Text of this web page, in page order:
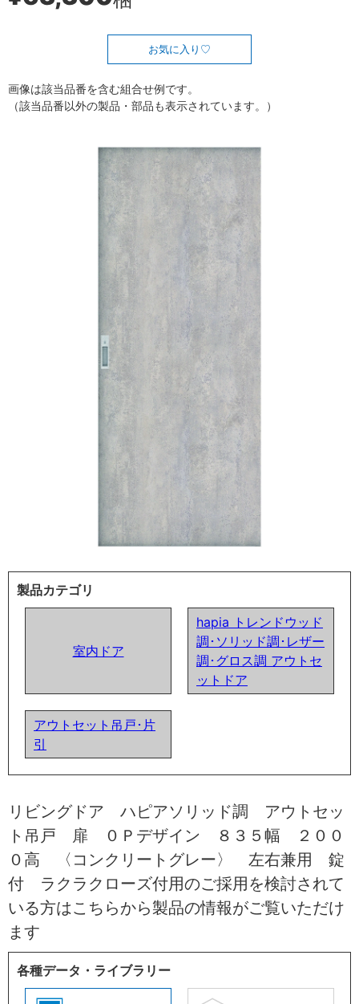
お気に入り
画像は該当品番を含む組合せ例です。
（該当品番以外の製品・部品も表示されています。）
製品カテゴリ
室内ドア
hapia トレンドウッド
調･ソリッド調･レザー
調･グロス調 アウトセ
ットドア
アウトセット吊戸･片
引
リビングドア ハピアソリッド調 アウトセッ
ト吊戸 扉 ０Ｐデザイン ８３５幅 ２００
０高 〈コンクリートグレー〉 左右兼用 錠
付 ラクラクローズ付用のご採用を検討されて
いる方はこちらから製品の情報がご覧いただけ
ます
各種データ・ライブラリー